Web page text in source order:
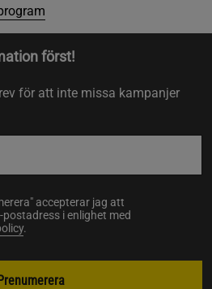
först!
för att inte missa kampanjer
accepterar jag att
i enlighet med
.